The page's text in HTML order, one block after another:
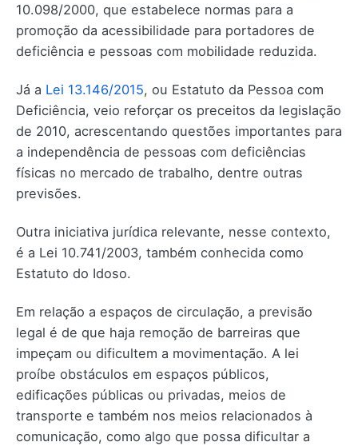
10.098/2000, que estabelece normas para a
promoção da acessibilidade para portadores de
deficiência e pessoas com mobilidade reduzida.
Já a Lei 13.146/2015, ou Estatuto da Pessoa com
Deficiência, veio reforçar os preceitos da legislação
de 2010, acrescentando questões importantes para
a independência de pessoas com deficiências
físicas no mercado de trabalho, dentre outras
previsões.
Outra iniciativa jurídica relevante, nesse contexto,
é a Lei 10.741/2003, também conhecida como
Estatuto do Idoso.
Em relação a espaços de circulação, a previsão
legal é de que haja remoção de barreiras que
impeçam ou dificultem a movimentação. A lei
proíbe obstáculos em espaços públicos,
edificações públicas ou privadas, meios de
transporte e também nos meios relacionados à
comunicação, como algo que possa dificultar a